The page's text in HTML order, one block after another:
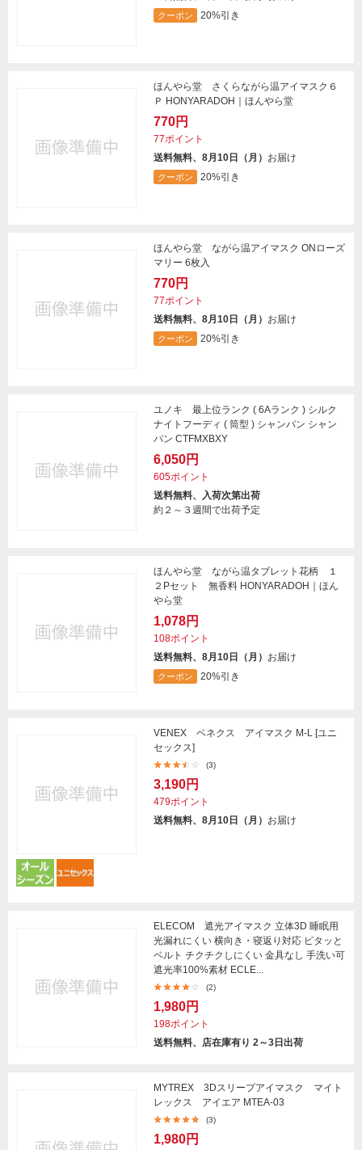
クーポン 20%引き
ほんやら堂 さくらながら温アイマスク６
Ｐ HONYARADOH｜ほんやら堂
770円
77ポイント
送料無料、8月10日（月） お届け
クーポン 20%引き
ほんやら堂 ながら温アイマスク ONローズ
マリー 6枚入
770円
77ポイント
送料無料、8月10日（月） お届け
クーポン 20%引き
ユノキ 最上位ランク ( 6Aランク ) シルク
ナイトフーディ ( 筒型 ) シャンパン シャン
パン CTFMXBXY
6,050円
605ポイント
送料無料、入荷次第出荷
約２～３週間で出荷予定
ほんやら堂 ながら温タブレット花柄 １
２Pセット 無香料 HONYARADOH｜ほん
やら堂
1,078円
108ポイント
送料無料、8月10日（月） お届け
クーポン 20%引き
VENEX ベネクス アイマスク M-L [ユニ
セックス]
(3)
3,190円
479ポイント
送料無料、8月10日（月） お届け
ELECOM 遮光アイマスク 立体3D 睡眠用
光漏れにくい 横向き・寝返り対応 ピタッと
ベルト チクチクしにくい 金具なし 手洗い可
遮光率100%素材 ECLE...
(2)
1,980円
198ポイント
送料無料、店在庫有り 2～3日出荷
MYTREX 3Dスリープアイマスク マイト
レックス アイエア MTEA-03
(3)
1,980円